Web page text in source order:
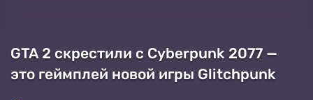
GTA 2 скрестили с Cyberpunk 2077 —
это геймплей новой игры Glitchpunk